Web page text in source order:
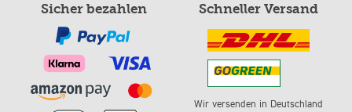
Sicher bezahlen Schneller Versand
Wir versenden in Deutschland